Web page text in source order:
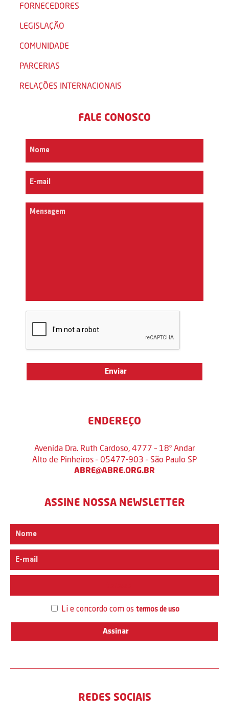
FORNECEDORES
LEGISLAÇÃO
COMUNIDADE
PARCERIAS
RELAÇÕES INTERNACIONAIS
FALE CONOSCO
ENDEREÇO
Avenida Dra. Ruth Cardoso, 4777 – 18º Andar
Alto de Pinheiros – 05477-903 – São Paulo SP
ABRE@ABRE.ORG.BR
ASSINE NOSSA NEWSLETTER
Li e concordo com os termos de uso
REDES SOCIAIS